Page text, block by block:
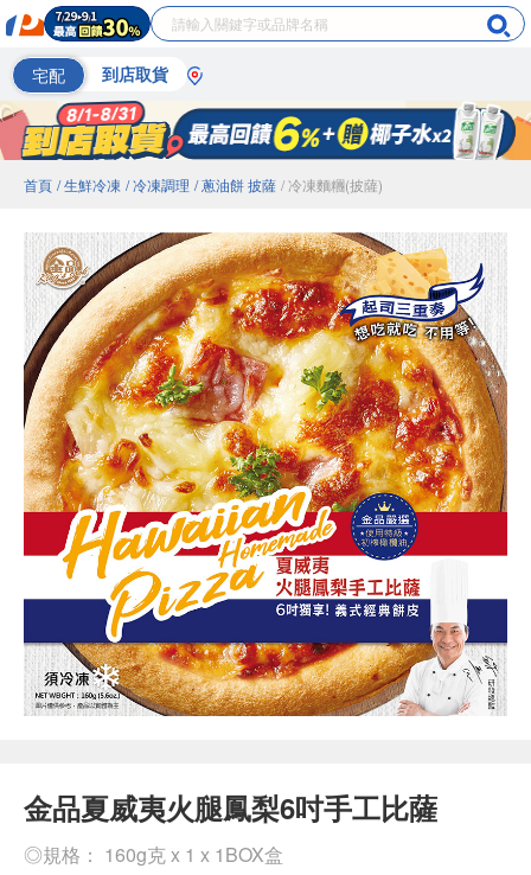
宅配 到店取貨
首頁 / 生鮮冷凍 / 冷凍調理 / 蔥油餅 披薩 / 冷凍麵糰(披薩)
金品夏威夷火腿鳳梨6吋手工比薩
◎規格： 160g克 x 1 x 1BOX盒